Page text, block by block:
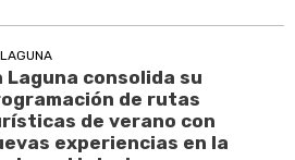
Laguna consolida su
de rutas
de verano con
experiencias en la